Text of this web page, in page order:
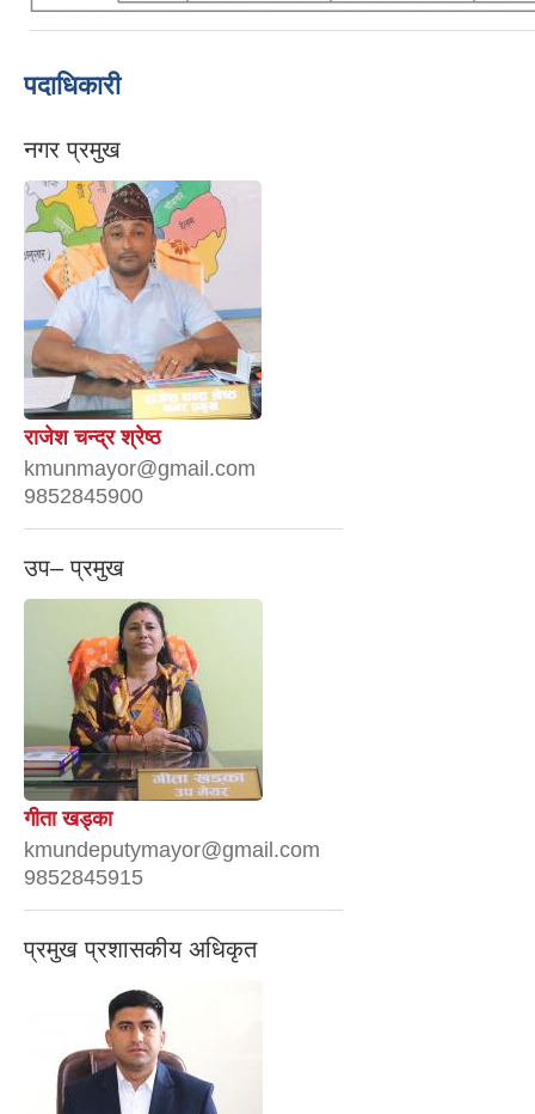
पदाधिकारी
नगर प्रमुख
राजेश चन्द्र श्रेष्ठ
kmunmayor@gmail.com
9852845900
उप– प्रमुख
गीता खड्का
kmundeputymayor@gmail.com
9852845915
प्रमुख प्रशासकीय अधिकृत